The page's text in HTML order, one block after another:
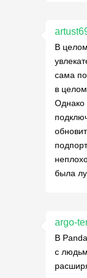
В
сама
в
Однако
была
argo-
В
с